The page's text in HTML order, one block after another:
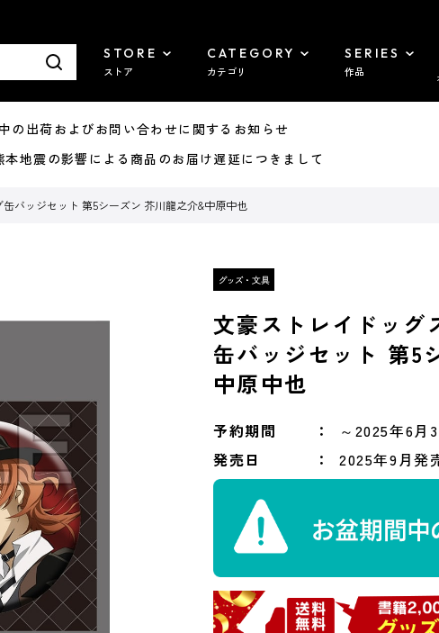
STORE
ストア
CATEGORY
カテゴリ
SERIES
作品
出荷およびお問い合わせに関するお知らせ
震の影響による商品のお届け遅延につきまして
バッジセット 第5シーズン 芥川龍之介&中原中也
文豪ストレイドッグ
缶バッジセット 第5
中原中也
予約期間
～2025年6月
発売日
2025年9月発